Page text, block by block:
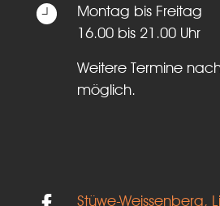
Montag bis Freitag
16.00 bis 21.00 Uhr
Weitere Termine
möglich.
Stüwe-Weissenberg,